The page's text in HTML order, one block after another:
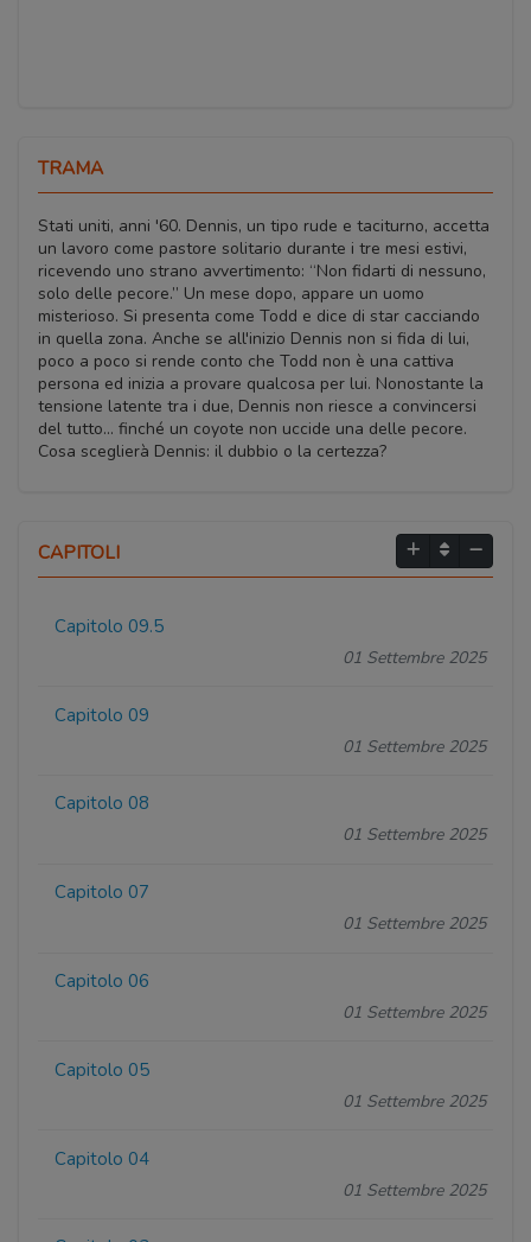
TRAMA
Stati uniti, anni '60. Dennis, un tipo rude e taciturno, accetta
un lavoro come pastore solitario durante i tre mesi estivi,
ricevendo uno strano avvertimento: “Non fidarti di nessuno,
solo delle pecore.” Un mese dopo, appare un uomo
misterioso. Si presenta come Todd e dice di star cacciando
in quella zona. Anche se all'inizio Dennis non si fida di lui,
poco a poco si rende conto che Todd non è una cattiva
persona ed inizia a provare qualcosa per lui. Nonostante la
tensione latente tra i due, Dennis non riesce a convincersi
del tutto... finché un coyote non uccide una delle pecore.
Cosa sceglierà Dennis: il dubbio o la certezza?
CAPITOLI
Capitolo 09.5
01 Settembre 2025
Capitolo 09
01 Settembre 2025
Capitolo 08
01 Settembre 2025
Capitolo 07
01 Settembre 2025
Capitolo 06
01 Settembre 2025
Capitolo 05
01 Settembre 2025
Capitolo 04
01 Settembre 2025